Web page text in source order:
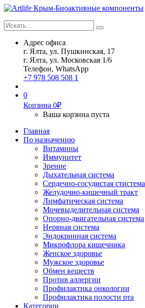
Search
Адрес офиса
г. Ялта, ул. Пушкинская, 17
г. Ялта, ул. Московская 1/6
Телефон, WhatsApp
+7 978 508 508 1
0
Корзина 0₽
Ваша корзина пуста
Главная
По назначению
Витамины
Иммунитет
Зрение
Дыхательная система
Сердечно-сосудистая стистема
Желудочно-кишечный тракт
Лимфатическая система
Мочевыделительная система
Опорно-двигательная система
Нервная система
Эндокринная система
Микрофлора кишечника
Женское здоровье
Мужское здоровье
Обмен веществ
Против аллергии
Профилактика онкологии
Профилактика полости рта
Категории